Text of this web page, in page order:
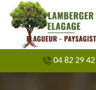
04 82 29